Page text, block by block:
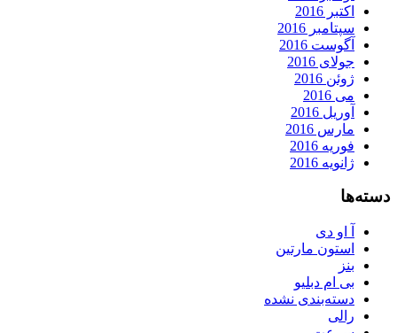
اکتبر 2016
سپتامبر 2016
آگوست 2016
جولای 2016
ژوئن 2016
می 2016
آوریل 2016
مارس 2016
فوریه 2016
ژانویه 2016
دسته‌ها
آ او دی
استون مارتین
بنز
بی ام دبلیو
دسته‌بندی نشده
رالی